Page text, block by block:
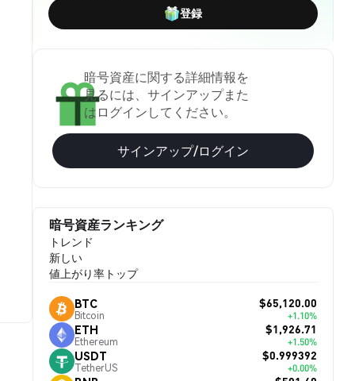
登録
暗号資産に関する詳細情報を
見るには、サインアップまた
はログインしてください。
サインアップ/ログイン
暗号資産ランキング
トレンド
新しい
値上がり率トップ
BTC
Bitcoin
$65,120.00
+1.10%
ETH
Ethereum
$1,926.71
+1.50%
USDT
TetherUS
$0.999392
+0.00%